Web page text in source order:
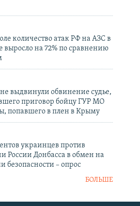
количество атак РФ на АЗС в
выросло на 72% по сравнению
выдвинули обвинение судье,
приговор бойцу ГУР МО
попавшего в плен в Крыму
украинцев против
России Донбасса в обмен на
безопасности – опрос
БОЛЬШЕ